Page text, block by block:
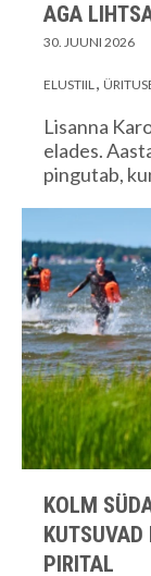
AGA
30. JUUNI 2026
ELUSTIIL
Lisanna
elades.
pingutab,
KOLM
PIRITAL